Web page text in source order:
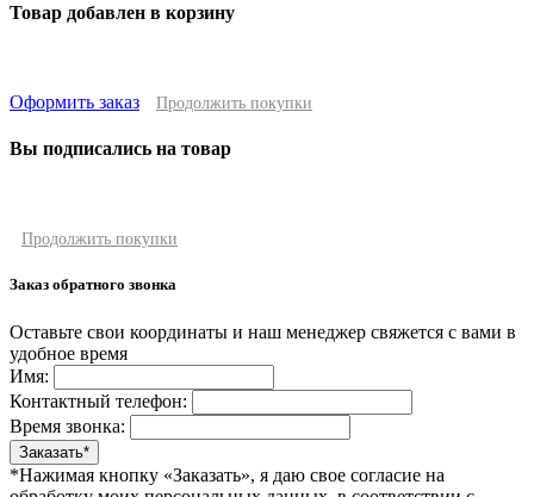
Товар добавлен в корзину
Оформить заказ Продолжить покупки
Вы подписались на товар
Продолжить покупки
Заказ обратного звонка
Оставьте свои координаты и наш менеджер свяжется с вами в
удобное время
Имя:
Контактный телефон:
Время звонка:
*Нажимая кнопку «Заказать», я даю свое согласие на